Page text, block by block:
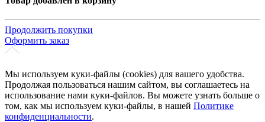
Продолжить покупки
Оформить заказ
Мы используем куки-файлы (cookies) для вашего удобства.
Продолжая пользоваться нашим сайтом, вы соглашаетесь на
использование нами куки-файлов. Вы можете узнать больше о
том, как мы используем куки-файлы, в нашей Политике
конфиденциальности.